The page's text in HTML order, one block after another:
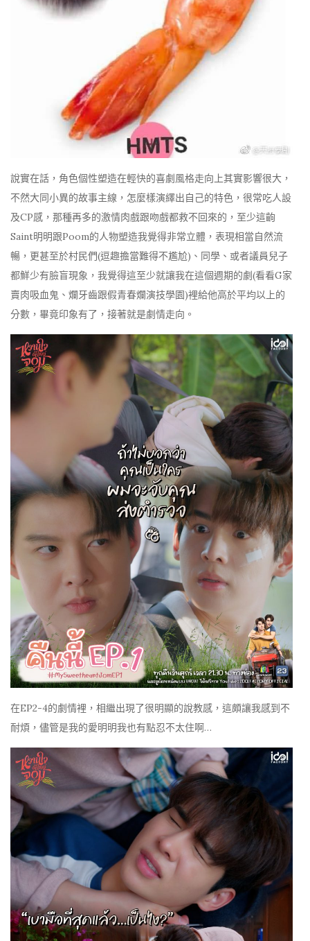
說實在話，角色個性塑造在輕快的喜劇風格走向上其實影響很大，
不然大同小異的故事主線，怎麼樣演繹出自己的特色，很常吃人設
及CP感，那種再多的激情肉戲跟吻戲都救不回來的，至少這齣
Saint明明跟Poom的人物塑造我覺得非常立體，表現相當自然流
暢，更甚至於村民們(逗趣擔當難得不尷尬)、同學、或者議員兒子
都鮮少有臉盲現象，我覺得這至少就讓我在這個週期的劇(看看G家
賣肉吸血鬼、爛牙齒跟假青春爛演技學園)裡給他高於平均以上的
分數，畢竟印象有了，接著就是劇情走向。
在EP2-4的劇情裡，相繼出現了很明顯的說教感，這頗讓我感到不
耐煩，儘管是我的愛明明我也有點忍不太住啊…